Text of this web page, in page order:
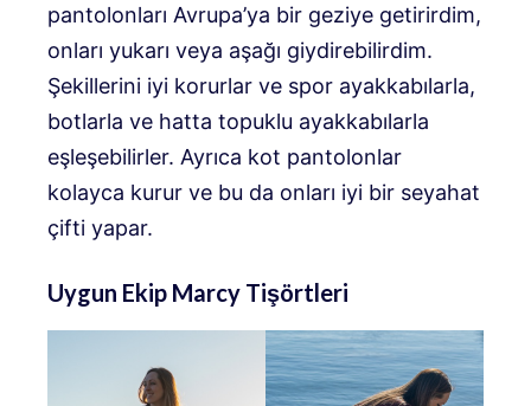
pantolonları Avrupa’ya bir geziye getirirdim,
onları yukarı veya aşağı giydirebilirdim.
Şekillerini iyi korurlar ve spor ayakkabılarla,
botlarla ve hatta topuklu ayakkabılarla
eşleşebilirler. Ayrıca kot pantolonlar
kolayca kurur ve bu da onları iyi bir seyahat
çifti yapar.
Uygun Ekip Marcy Tişörtleri